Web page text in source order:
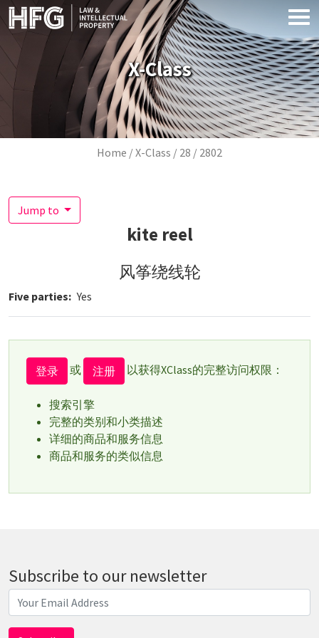
Skip to main content
X-Class
Breadcrumb
Home X-Class 28 2802
Jump to
kite reel
风筝绕线轮
Five parties Yes
登录 或 注册 以获得XClass的完整访问权限：
搜索引擎
完整的类别和小类描述
详细的商品和服务信息
商品和服务的类似信息
Subscribe to our newsletter